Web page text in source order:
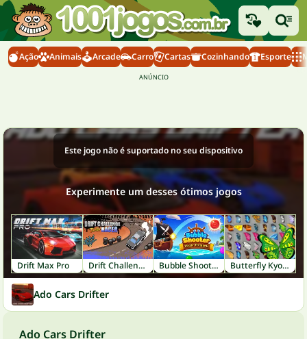
Ação Animais Arcade Carro Cartas Cozinhando Esporte
Este jogo não é suportado no seu dispositivo
Experimente um desses ótimos jogos
Drift Max Pro Drift Challenge Turbo Racer Bubble Shooter: Pirate Treasures Butterfly Kyodai
Ado Cars Drifter
Ado Cars Drifter